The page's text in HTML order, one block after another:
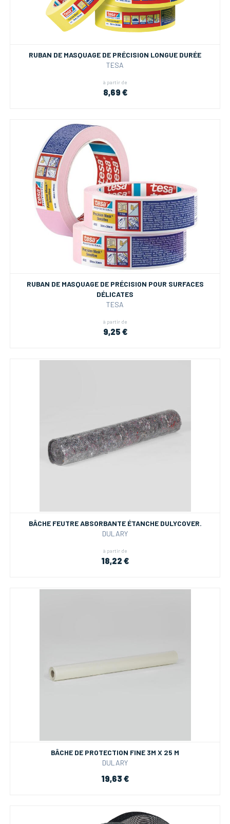
RUBAN DE MASQUAGE DE PRÉCISION LONGUE DURÉE
TESA
à partir de
8,69 €
RUBAN DE MASQUAGE DE PRÉCISION POUR SURFACES
DÉLICATES
TESA
à partir de
9,25 €
BÂCHE FEUTRE ABSORBANTE ÉTANCHE DULYCOVER.
DULARY
à partir de
18,22 €
BÂCHE DE PROTECTION FINE 3M X 25 M
DULARY
19,63 €